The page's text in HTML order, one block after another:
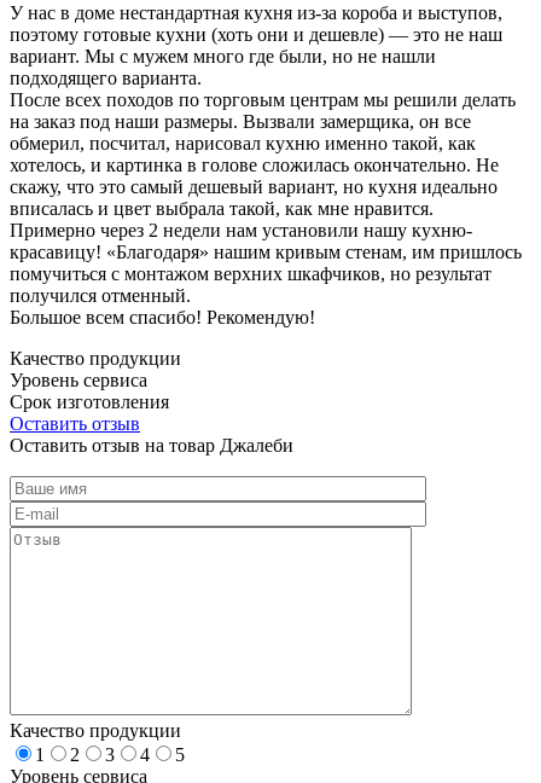
У нас в доме нестандартная кухня из-за короба и выступов,
поэтому готовые кухни (хоть они и дешевле) — это не наш
вариант. Мы с мужем много где были, но не нашли
подходящего варианта.
После всех походов по торговым центрам мы решили делать
на заказ под наши размеры. Вызвали замерщика, он все
обмерил, посчитал, нарисовал кухню именно такой, как
хотелось, и картинка в голове сложилась окончательно. Не
скажу, что это самый дешевый вариант, но кухня идеально
вписалась и цвет выбрала такой, как мне нравится.
Примерно через 2 недели нам установили нашу кухню-
красавицу! «Благодаря» нашим кривым стенам, им пришлось
помучиться с монтажом верхних шкафчиков, но результат
получился отменный.
Большое всем спасибо! Рекомендую!
Качество продукции
Уровень сервиса
Срок изготовления
Оставить отзыв
Оставить отзыв на товар Джалеби
Качество продукции
1
2 3 4
5
Уровень сервиса